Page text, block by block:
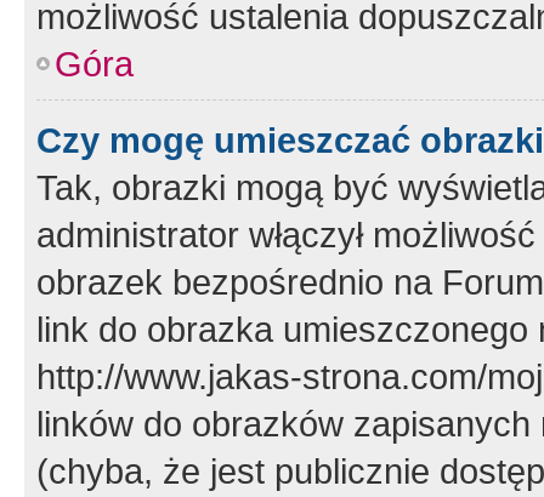
możliwość ustalenia
Góra
Czy mogę umieszczać
Tak, obrazki mogą być
administrator włączył
obrazek bezpośrednio na
link do obrazka
http://www.jakas-strona.com/
linków do obrazków
(chyba, że jest publicznie